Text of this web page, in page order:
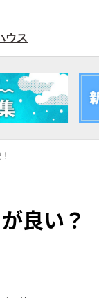
ウス
良い？